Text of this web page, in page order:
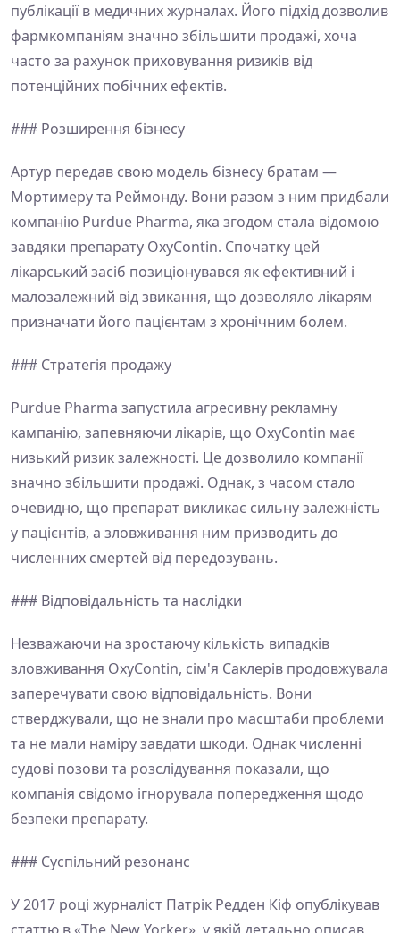
публікації в медичних журналах. Його підхід дозволив
фармкомпаніям значно збільшити продажі, хоча
часто за рахунок приховування ризиків від
потенційних побічних ефектів.
### Розширення бізнесу
Артур передав свою модель бізнесу братам —
Мортимеру та Реймонду. Вони разом з ним придбали
компанію Purdue Pharma, яка згодом стала відомою
завдяки препарату OxyContin. Спочатку цей
лікарський засіб позиціонувався як ефективний і
малозалежний від звикання, що дозволяло лікарям
призначати його пацієнтам з хронічним болем.
### Стратегія продажу
Purdue Pharma запустила агресивну рекламну
кампанію, запевняючи лікарів, що OxyContin має
низький ризик залежності. Це дозволило компанії
значно збільшити продажі. Однак, з часом стало
очевидно, що препарат викликає сильну залежність
у пацієнтів, а зловживання ним призводить до
численних смертей від передозувань.
### Відповідальність та наслідки
Незважаючи на зростаючу кількість випадків
зловживання OxyContin, сім'я Саклерів продовжувала
заперечувати свою відповідальність. Вони
стверджували, що не знали про масштаби проблеми
та не мали наміру завдати шкоди. Однак численні
судові позови та розслідування показали, що
компанія свідомо ігнорувала попередження щодо
безпеки препарату.
### Суспільний резонанс
У 2017 році журналіст Патрік Редден Кіф опублікував